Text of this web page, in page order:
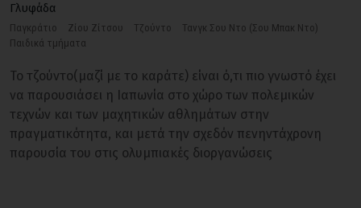
Γλυφάδα
Παγκράτιο Ζίου Ζίτσου Τζούντο
Τανγκ Σου Ντο (Σου Μπακ Ντο)
Παιδικά τμήματα
Το τζούντο(μαζί με το καράτε) είναι ό,τι πιο γνωστό έχει
να παρουσιάσει η Ιαπωνία στο χώρο των πολεμικών
τεχνών και των μαχητικών αθλημάτων στην
πραγματικότητα, και μετά την σχεδόν πενηντάχρονη
παρουσία του στις ολυμπιακές διοργανώσεις